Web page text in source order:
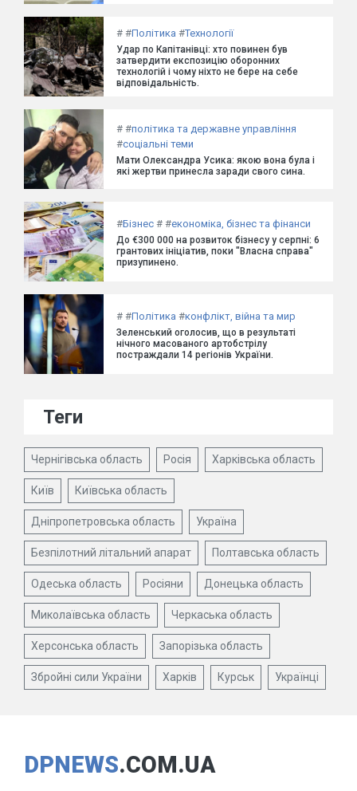
# #Політика #Технології
Удар по Капітанівці: хто повинен був
затвердити експозицію оборонних
технологій і чому ніхто не бере на себе
відповідальність.
# #політика та державне управління
#соціальні теми
Мати Олександра Усика: якою вона була і
які жертви принесла заради свого сина.
#Бізнес # #економіка, бізнес та фінанси
До €300 000 на розвиток бізнесу у серпні: 6
грантових ініціатив, поки "Власна справа"
призупинено.
# #Політика #конфлікт, війна та мир
Зеленський оголосив, що в результаті
нічного масованого артобстрілу
постраждали 14 регіонів України.
Теги
Чернігівська область Росія Харківська область
Київ Київська область
Дніпропетровська область Україна
Безпілотний літальний апарат Полтавська область
Одеська область Росіяни Донецька область
Миколаївська область Черкаська область
Херсонська область Запорізька область
Збройні сили України Харків Курськ Українці
DPNEWS.COM.UA